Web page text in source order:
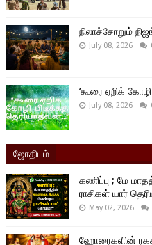
நிலாச்சோறும்
July 08, 2026
‘கூரை ஏறிக்
July 08, 2026
ஜோதிடம்
கணிப்பு ; மே
ராசிகள் யார்
May 02, 2026
ஹோரைகளின்